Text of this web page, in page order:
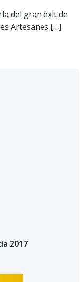
del gran èxit de
Artesanes […]
2017